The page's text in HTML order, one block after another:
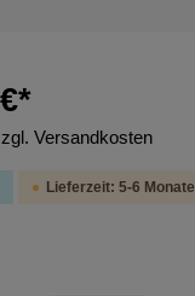
Versandkosten
Lieferzeit: 5-6 Monate